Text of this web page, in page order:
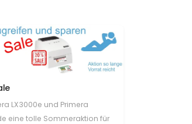
LX3000e und Primera
eine tolle Sommeraktion für